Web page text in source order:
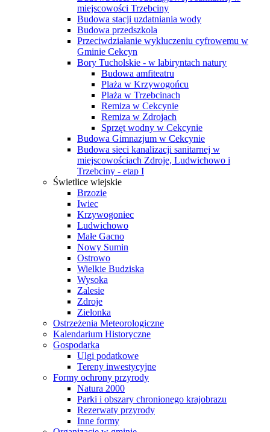
miejscowości Trzebciny
Budowa stacji uzdatniania wody
Budowa przedszkola
Przeciwdziałanie wykluczeniu cyfrowemu w
Gminie Cekcyn
Bory Tucholskie - w labiryntach natury
Budowa amfiteatru
Plaża w Krzywogońcu
Plaża w Trzebcinach
Remiza w Cekcynie
Remiza w Zdrojach
Sprzęt wodny w Cekcynie
Budowa Gimnazjum w Cekcynie
Budowa sieci kanalizacji sanitarnej w
miejscowościach Zdroje, Ludwichowo i
Trzebciny - etap I
Świetlice wiejskie
Brzozie
Iwiec
Krzywogoniec
Ludwichowo
Małe Gacno
Nowy Sumin
Ostrowo
Wielkie Budziska
Wysoka
Zalesie
Zdroje
Zielonka
Ostrzeżenia Meteorologiczne
Kalendarium Historyczne
Gospodarka
Ulgi podatkowe
Tereny inwestycyjne
Formy ochrony przyrody
Natura 2000
Parki i obszary chronionego krajobrazu
Rezerwaty przyrody
Inne formy